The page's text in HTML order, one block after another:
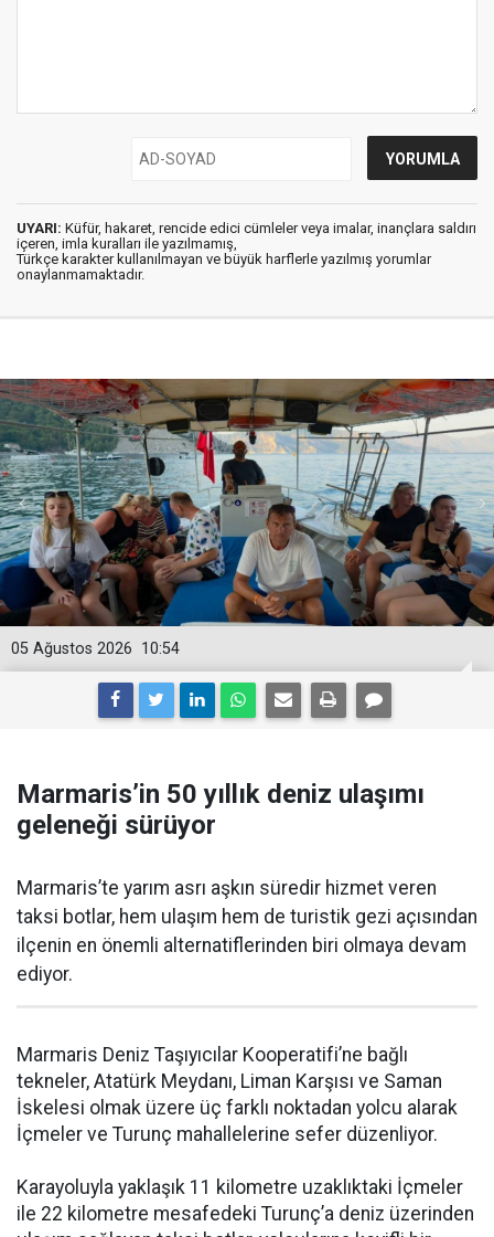
UYARI: Küfür, hakaret, rencide edici cümleler veya imalar, inançlara saldırı
içeren, imla kuralları ile yazılmamış,
Türkçe karakter kullanılmayan ve büyük harflerle yazılmış yorumlar
onaylanmamaktadır.
10:54
05 Ağustos 2026
Marmaris’in 50 yıllık deniz ulaşımı
geleneği sürüyor
Marmaris’te yarım asrı aşkın süredir hizmet veren
taksi botlar, hem ulaşım hem de turistik gezi açısından
ilçenin en önemli alternatiflerinden biri olmaya devam
ediyor.
Marmaris Deniz Taşıyıcılar Kooperatifi’ne bağlı
tekneler, Atatürk Meydanı, Liman Karşısı ve Saman
İskelesi olmak üzere üç farklı noktadan yolcu alarak
İçmeler ve Turunç mahallelerine sefer düzenliyor.
Karayoluyla yaklaşık 11 kilometre uzaklıktaki İçmeler
ile 22 kilometre mesafedeki Turunç’a deniz üzerinden